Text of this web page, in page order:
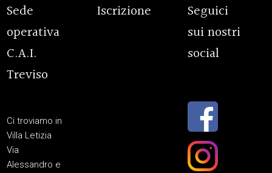
Sede
operativa
C.A.I.
Treviso
Ci troviamo in
Villa Letizia
Via
Alessandro e
Iscrizione
Seguici
sui nostri
social